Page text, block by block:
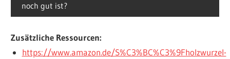
noch gut ist?
Zusätzliche Ressourcen:
https://www.amazon.de/S%C3%BC%C3%9Fholzwurzel-